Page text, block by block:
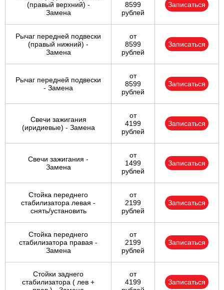
(правый верхний) -
Замена
8599
рублей
Записаться
Рычаг передней подвески
(правый нижний) -
Замена
от
8599
рублей
Записаться
Рычаг передней подвески
- Замена
от
8599
рублей
Записаться
Свечи зажигания
(иридиевые) - Замена
от
4199
рублей
Записаться
Свечи зажигания -
Замена
от
1499
рублей
Записаться
Стойка переднего
стабилизатора левая -
снять/установить
от
2199
рублей
Записаться
Стойка переднего
стабилизатора правая -
Замена
от
2199
рублей
Записаться
Стойки заднего
стабилизатора ( лев +
от
4199
Записаться